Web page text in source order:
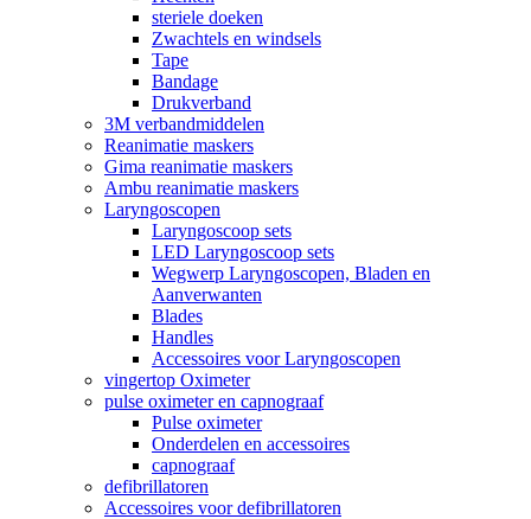
steriele doeken
Zwachtels en windsels
Tape
Bandage
Drukverband
3M verbandmiddelen
Reanimatie maskers
Gima reanimatie maskers
Ambu reanimatie maskers
Laryngoscopen
Laryngoscoop sets
LED Laryngoscoop sets
Wegwerp Laryngoscopen, Bladen en
Aanverwanten
Blades
Handles
Accessoires voor Laryngoscopen
vingertop Oximeter
pulse oximeter en capnograaf
Pulse oximeter
Onderdelen en accessoires
capnograaf
defibrillatoren
Accessoires voor defibrillatoren